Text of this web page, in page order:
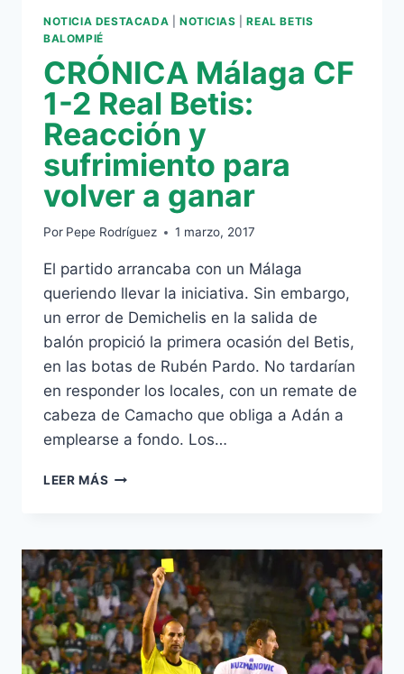
NOTICIA DESTACADA NOTICIAS |REAL BETIS
BALOMPIÉ
CRÓNICA Málaga CF
1-2 Real Betis:
Reacción y
sufrimiento para
volver a ganar
Por Pepe Rodríguez 1 marzo, 2017
El partido arrancaba con un Málaga
queriendo llevar la iniciativa. Sin embargo,
un error de Demichelis en la salida de
balón propició la primera ocasión del Betis,
en las botas de Rubén Pardo. No tardarían
en responder los locales, con un remate de
cabeza de Camacho que obliga a Adán a
emplearse a fondo. Los…
LEER MÁS CRÓNICA
2
REAL
BETIS:
REACCIÓN
Y
SUFRIMIENTO
PARA